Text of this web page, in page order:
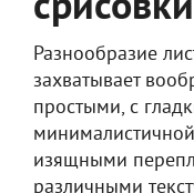
Разнообразие
захватывает
простыми, с
изящными